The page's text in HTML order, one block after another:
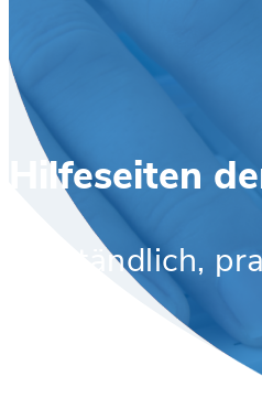
Hilfeseiten
Verständlich,